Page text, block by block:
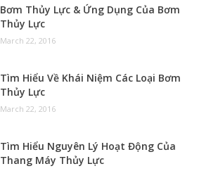
Bơm Thủy Lực & Ứng Dụng Của Bơm
Thủy Lực
March 22, 2016
Tìm Hiểu Về Khái Niệm Các Loại Bơm
Thủy Lực
March 22, 2016
Tìm Hiểu Nguyên Lý Hoạt Động Của
Thang Máy Thủy Lực